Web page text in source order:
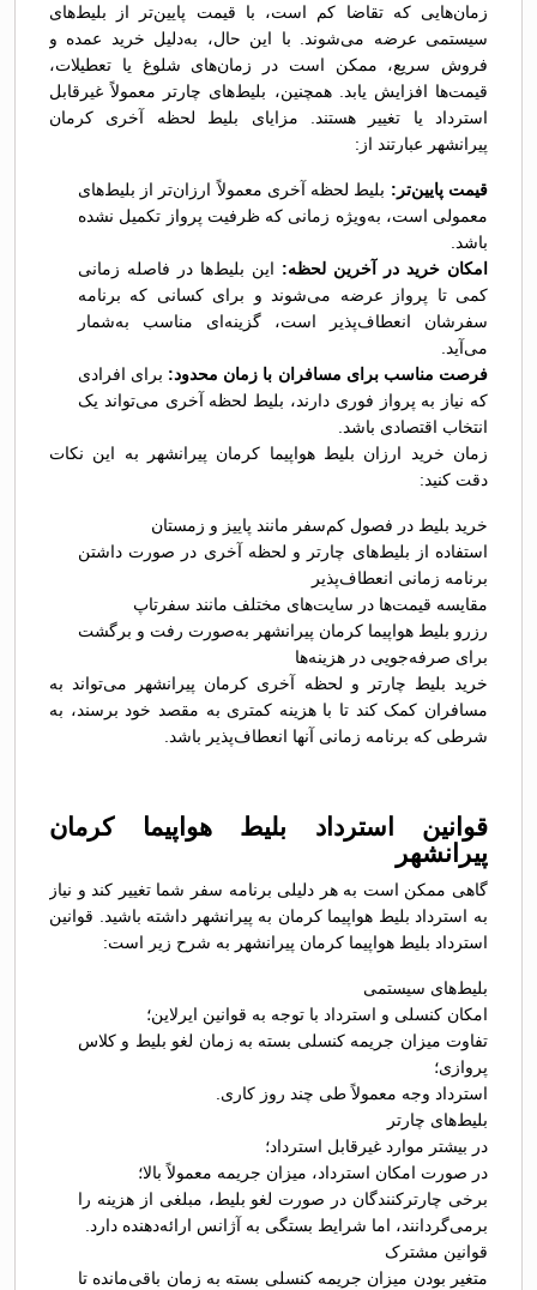
زمان‌هایی که تقاضا کم است، با قیمت پایین‌تر از بلیط‌های
سیستمی عرضه می‌شوند. با این حال، به‌دلیل خرید عمده و
فروش سریع، ممکن است در زمان‌های شلوغ یا تعطیلات،
قیمت‌ها افزایش یابد. همچنین، بلیط‌های چارتر معمولاً غیرقابل
استرداد یا تغییر هستند. مزایای بلیط لحظه آخری کرمان
پیرانشهر عبارتند از:
قیمت پایین‌تر: بلیط لحظه آخری معمولاً ارزان‌تر از بلیط‌های
معمولی است، به‌ویژه زمانی که ظرفیت پرواز تکمیل نشده
باشد.
امکان خرید در آخرین لحظه: این بلیط‌ها در فاصله زمانی
کمی تا پرواز عرضه می‌شوند و برای کسانی که برنامه
سفرشان انعطاف‌پذیر است، گزینه‌ای مناسب به‌شمار
می‌آید.
فرصت مناسب برای مسافران با زمان محدود: برای افرادی
که نیاز به پرواز فوری دارند، بلیط لحظه آخری می‌تواند یک
انتخاب اقتصادی باشد.
زمان خرید ارزان بلیط هواپیما کرمان پیرانشهر به این نکات
دقت کنید:
خرید بلیط در فصول کم‌سفر مانند پاییز و زمستان
استفاده از بلیط‌های چارتر و لحظه آخری در صورت داشتن
برنامه زمانی انعطاف‌پذیر
مقایسه قیمت‌ها در سایت‌های مختلف مانند سفرتاپ
رزرو بلیط هواپیما کرمان پیرانشهر به‌صورت رفت و برگشت
برای صرفه‌جویی در هزینه‌ها
خرید بلیط چارتر و لحظه آخری کرمان پیرانشهر می‌تواند به
مسافران کمک کند تا با هزینه کمتری به مقصد خود برسند، به
شرطی که برنامه زمانی آنها انعطاف‌پذیر باشد.
قوانین استرداد بلیط هواپیما کرمان
پیرانشهر
گاهی ممکن است به هر دلیلی برنامه سفر شما تغییر کند و نیاز
به استرداد بلیط هواپیما کرمان به پیرانشهر داشته باشید. قوانین
استرداد بلیط هواپیما کرمان پیرانشهر به شرح زیر است:
بلیط‌های سیستمی
امکان کنسلی و استرداد با توجه به قوانین ایرلاین؛
تفاوت میزان جریمه کنسلی بسته به زمان لغو بلیط و کلاس
پروازی؛
استرداد وجه معمولاً طی چند روز کاری.
بلیط‌های چارتر
در بیشتر موارد غیرقابل استرداد؛
در صورت امکان استرداد، میزان جریمه معمولاً بالا؛
برخی چارترکنندگان در صورت لغو بلیط، مبلغی از هزینه را
برمی‌گردانند، اما شرایط بستگی به آژانس ارائه‌دهنده دارد.
قوانین مشترک
متغیر بودن میزان جریمه کنسلی بسته به زمان باقی‌مانده تا